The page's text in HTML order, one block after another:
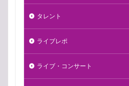
タレント
ライブレポ
ライブ・コンサート